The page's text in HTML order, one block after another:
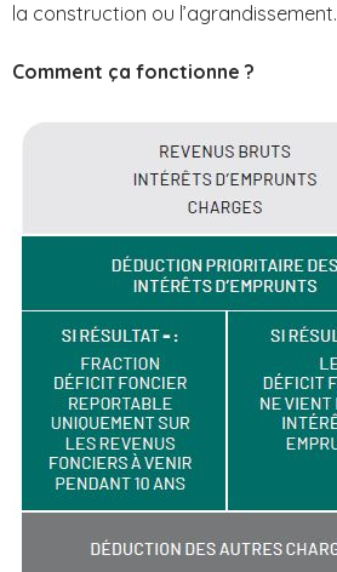
la construction ou l’agrandissement.
Comment ça fonctionne ?